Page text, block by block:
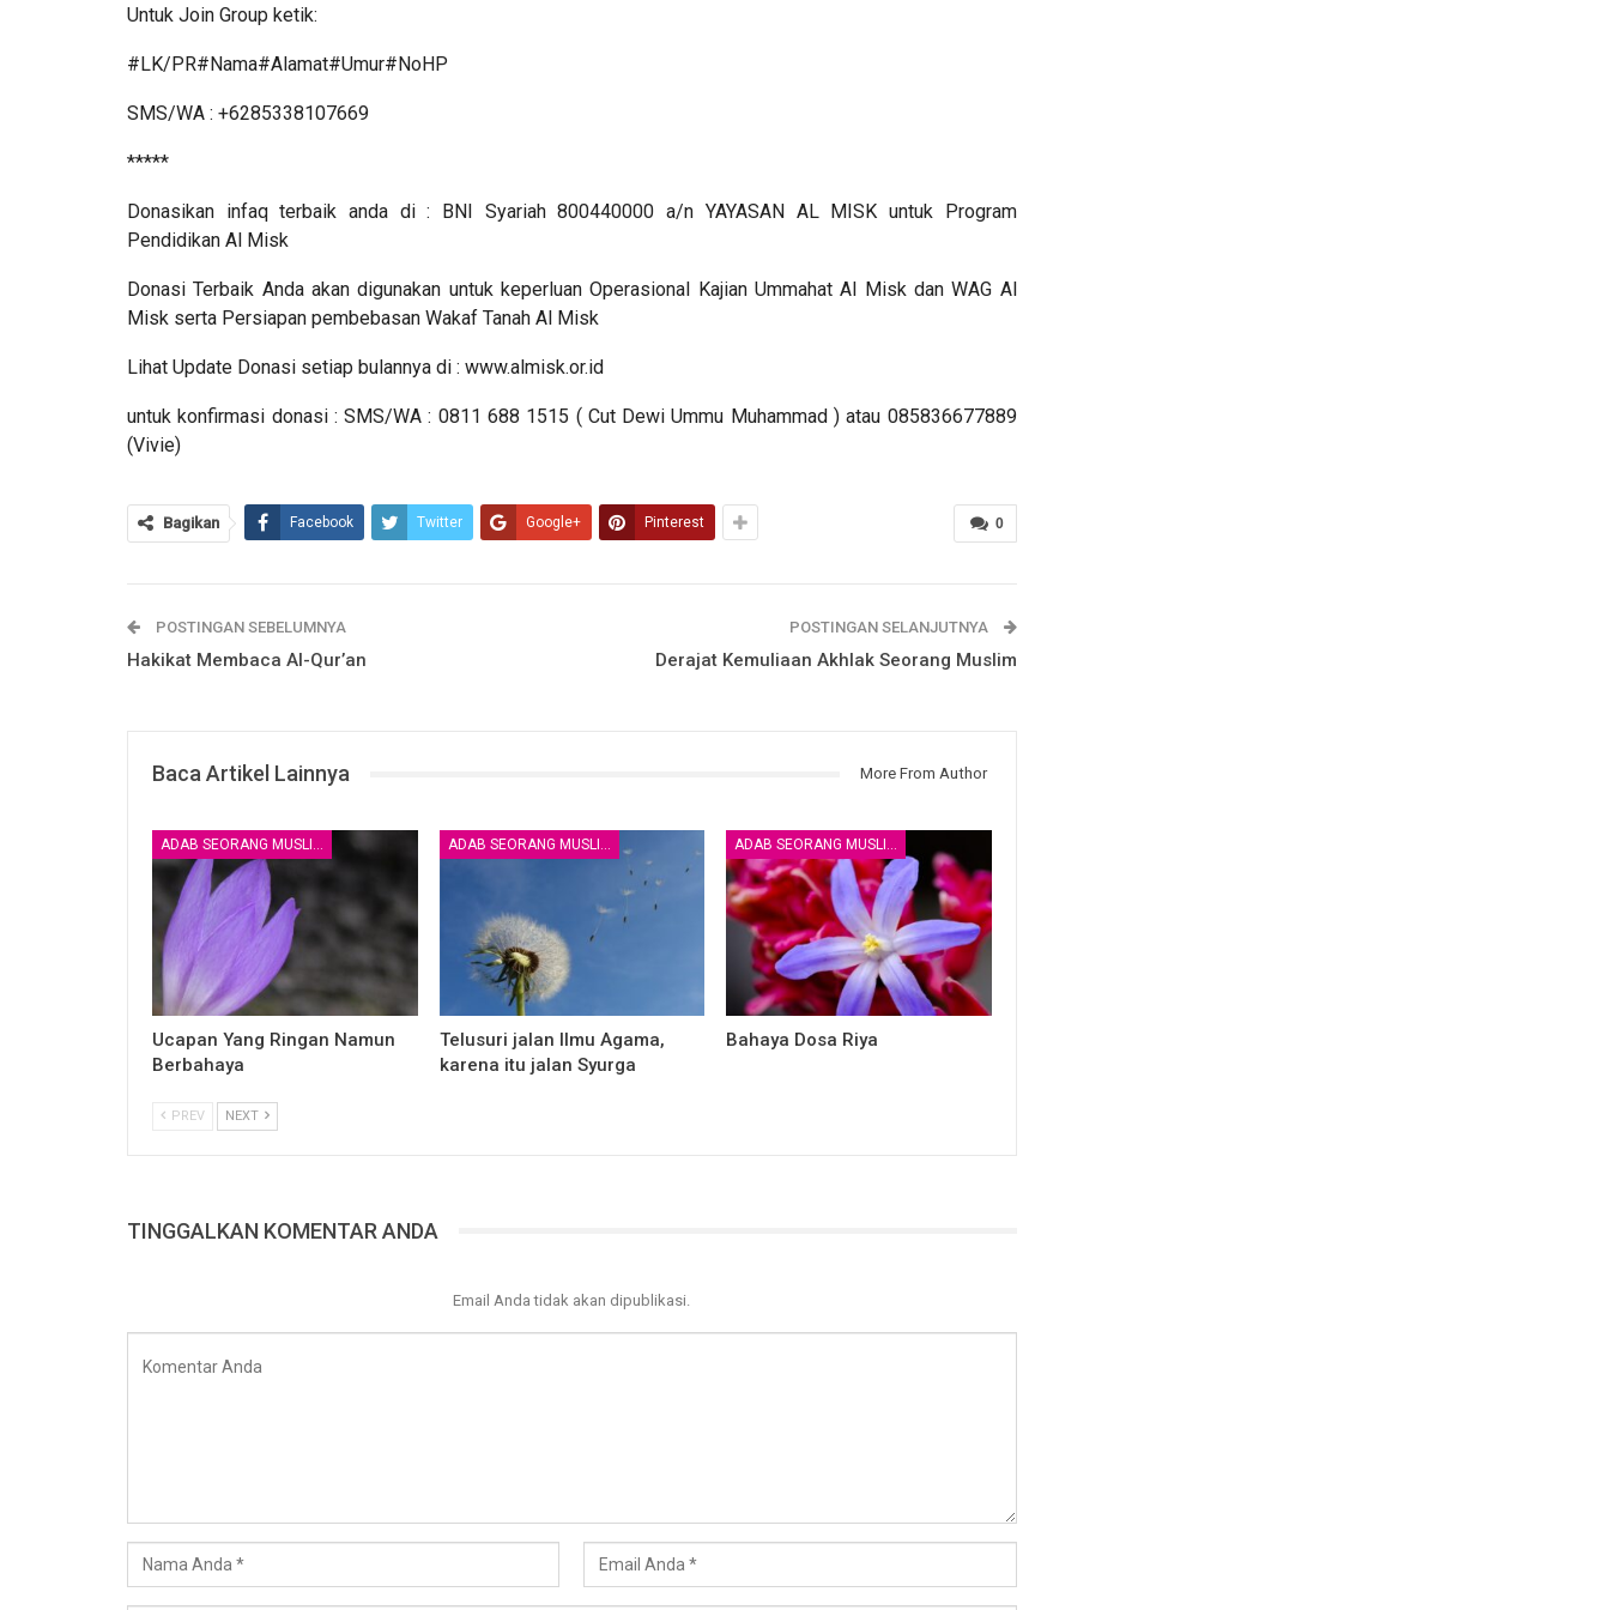
Untuk Join Group ketik:
#LK/PR#Nama#Alamat#Umur#NoHP
SMS/WA : +6285338107669
*****
Donasikan infaq terbaik anda di : BNI Syariah 800440000 a/n YAYASAN AL MISK untuk Program
Pendidikan Al Misk
Donasi Terbaik Anda akan digunakan untuk keperluan Operasional Kajian Ummahat Al Misk dan WAG Al
Misk serta Persiapan pembebasan Wakaf Tanah Al Misk
Lihat Update Donasi setiap bulannya di : www.almisk.or.id
untuk konfirmasi donasi : SMS/WA : 0811 688 1515 ( Cut Dewi Ummu Muhammad ) atau 085836677889
(Vivie)
0
Bagikan Facebook Twitter Google+ Pinterest
POSTINGAN SEBELUMNYA
Hakikat Membaca Al-Qur’an
POSTINGAN SELANJUTNYA
Derajat Kemuliaan Akhlak Seorang Muslim
Baca Artikel Lainnya More From Author
Ucapan Yang Ringan Namun
Berbahaya
Telusuri jalan Ilmu Agama,
karena itu jalan Syurga
Bahaya Dosa Riya
PREV NEXT
TINGGALKAN KOMENTAR ANDA
Email Anda tidak akan dipublikasi.